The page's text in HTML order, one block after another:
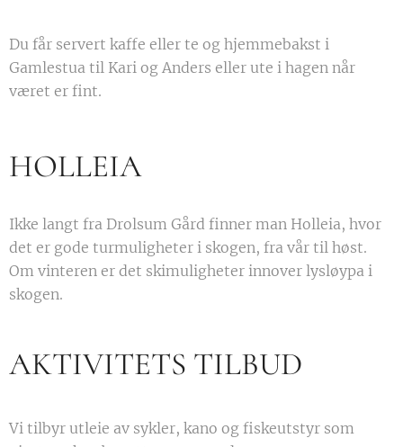
Du får servert kaffe eller te og hjemmebakst i
Gamlestua til Kari og Anders eller ute i hagen når
været er fint.
HOLLEIA
Ikke langt fra Drolsum Gård finner man Holleia, hvor
det er gode turmuligheter i skogen, fra vår til høst.
Om vinteren er det skimuligheter innover lysløypa i
skogen.
AKTIVITETS TILBUD
Vi tilbyr utleie av sykler, kano og fiskeutstyr som